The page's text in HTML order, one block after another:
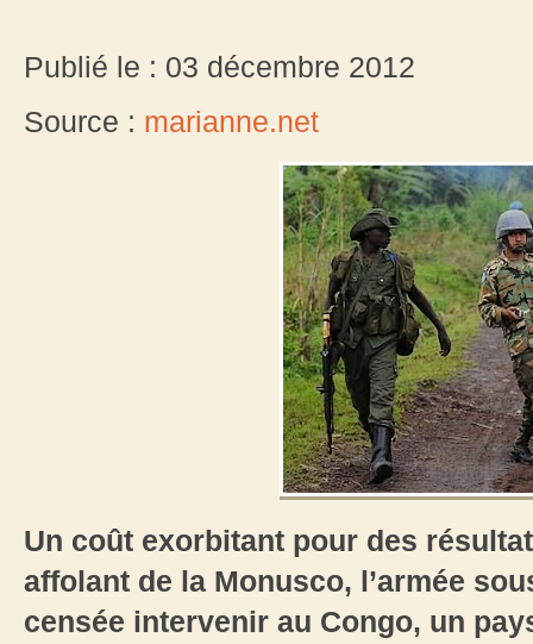
Publié le : 03 décembre 2012
Source : marianne.net
Un coût exorbitant pour des
affolant de la Monusco, l’armée
censée intervenir au Congo, un